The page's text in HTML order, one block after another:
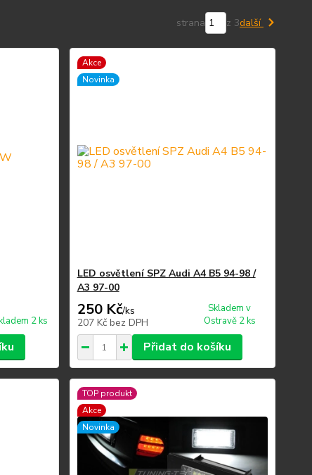
strana z 3další
2 ks
Akce
Novinka
LED osvětlení SPZ Audi A4 B5 94-98 /
A3 97-00
250 Kč/ks
207 Kč bez DPH
Skladem v
Ostravě 2 ks
Přidat do košíku
TOP produkt
Akce
Novinka